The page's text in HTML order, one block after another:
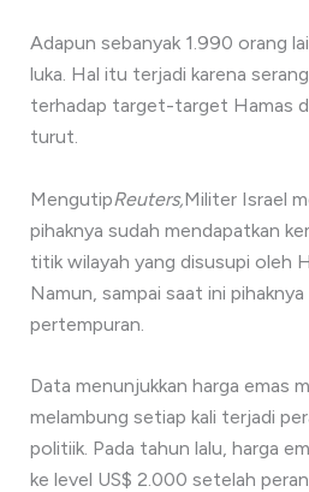
Adapun sebanyak 1.990 orang
luka. Hal itu terjadi karena
terhadap target-target Hamas
turut.
MengutipReuters,Militer Israel
pihaknya sudah mendapatkan
titik wilayah yang disusupi oleh
Namun, sampai saat ini
pertempuran.
Data menunjukkan harga emas
melambung setiap kali terjadi
politiik. Pada tahun lalu, harga
ke level US$ 2.000 setelah